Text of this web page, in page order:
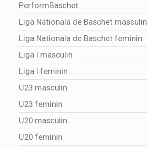
PerformBaschet
Liga Nationala de Baschet masculin
Liga Nationala de Baschet feminin
Liga I masculin
Liga I feminin
U23 masculin
U23 feminin
U20 masculin
U20 feminin